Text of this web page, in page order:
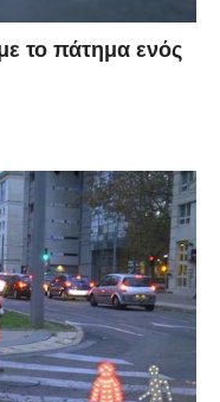
το πάτημα ενός